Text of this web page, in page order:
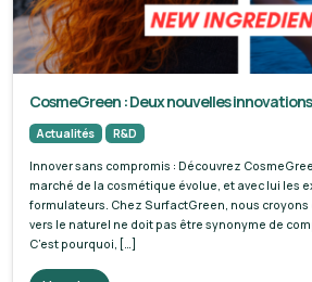
CosmeGreen : Deux nouvelles
Actualités R&D
Innover sans compromis : Découvrez
marché de la cosmétique évolue, et avec lui les
formulateurs. Chez SurfactGreen, nous
vers le naturel ne doit pas être synonyme de
C’est pourquoi, […]